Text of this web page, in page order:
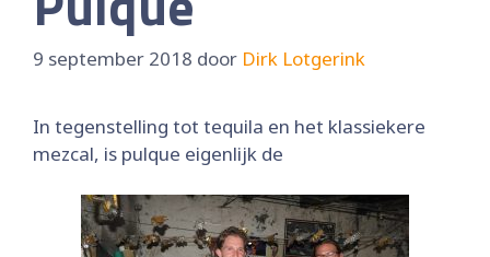
9 september 2018 door Dirk Lotgerink
In tegenstelling tot tequila en het klassiekere
mezcal, is pulque eigenlijk de